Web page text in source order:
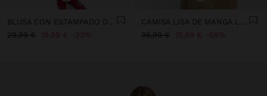
BLUSA CON ESTAMPADO DE SOCAS 100% ALGODÓN
29,99 €
19,99 € 33%
CAMISA LISA DE MANGA LARGA
35,99 €
15,99 € 56%